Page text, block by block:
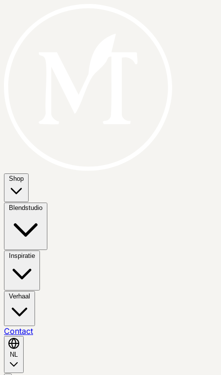
Shop
Blendstudio
Inspiratie
Verhaal
Contact
NL